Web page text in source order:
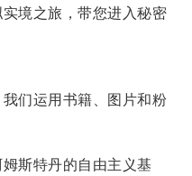
境之旅，带您进入秘密
们运用书籍、图片和粉
斯特丹的自由主义基